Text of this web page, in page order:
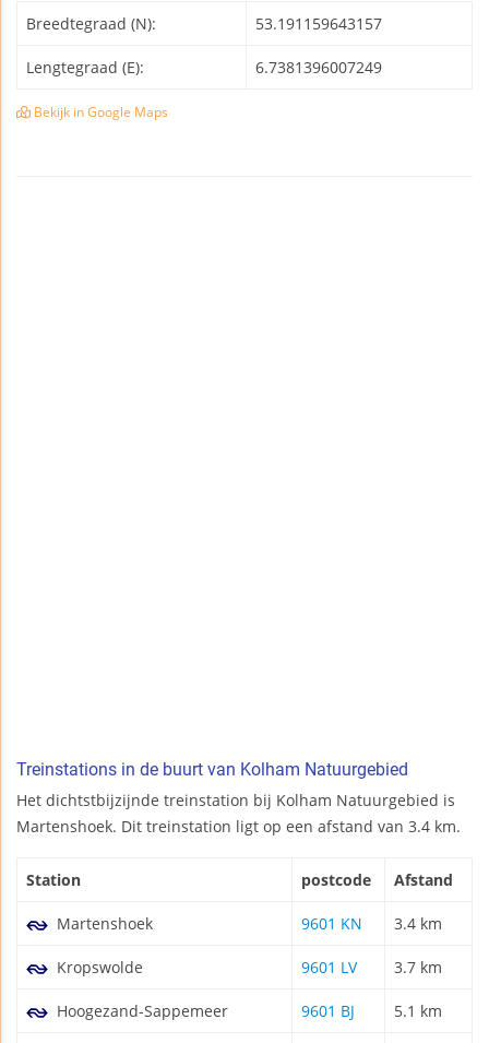
Breedtegraad (N): 53.191159643157
Lengtegraad (E): 6.7381396007249
Bekijk in Google Maps
Treinstations in de buurt van Kolham Natuurgebied
Het dichtstbijzijnde treinstation bij Kolham Natuurgebied is
Martenshoek. Dit treinstation ligt op een afstand van 3.4 km.
Station postcode Afstand
Martenshoek 9601 KN 3.4 km
Kropswolde 9601 LV 3.7 km
Hoogezand-Sappemeer 9601 BJ 5.1 km